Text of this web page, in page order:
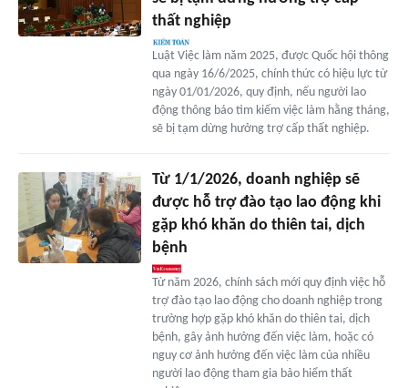
thất nghiệp
Luật Việc làm năm 2025, được Quốc hội thông
qua ngày 16/6/2025, chính thức có hiệu lực từ
ngày 01/01/2026, quy định, nếu người lao
động thông báo tìm kiếm việc làm hằng tháng,
sẽ bị tạm dừng hưởng trợ cấp thất nghiệp.
Từ 1/1/2026, doanh nghiệp sẽ
được hỗ trợ đào tạo lao động khi
gặp khó khăn do thiên tai, dịch
bệnh
Từ năm 2026, chính sách mới quy định việc hỗ
trợ đào tạo lao động cho doanh nghiệp trong
trường hợp gặp khó khăn do thiên tai, dịch
bệnh, gây ảnh hưởng đến việc làm, hoặc có
nguy cơ ảnh hưởng đến việc làm của nhiều
người lao động tham gia bảo hiểm thất